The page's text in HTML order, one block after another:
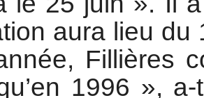
aura lieu
Fillières
1996 »,